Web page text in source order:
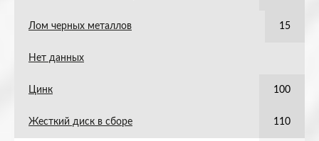
Лом черных металлов 15
Нет данных
Цинк 100
Жесткий диск в сборе 110